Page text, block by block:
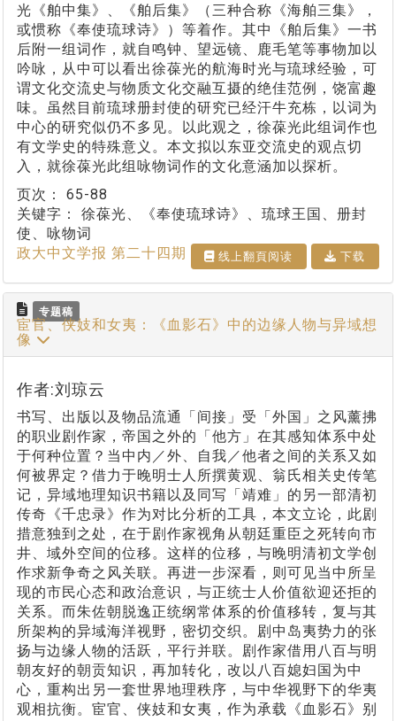
光《舶中集》、《舶后集》（三种合称《海舶三集》，
或惯称《奉使琉球诗》）等着作。其中《舶后集》一书
后附一组词作，就自鸣钟、望远镜、鹿毛笔等事物加以
吟咏，从中可以看出徐葆光的航海时光与琉球经验，可
谓文化交流史与物质文化交融互摄的绝佳范例，饶富趣
味。虽然目前琉球册封使的研究已经汗牛充栋，以词为
中心的研究似仍不多见。以此观之，徐葆光此组词作也
有文学史的特殊意义。本文拟以东亚交流史的观点切
入，就徐葆光此组咏物词作的文化意涵加以探析。
页次： 65-88
关键字： 徐葆光、《奉使琉球诗》、琉球王国、册封
使、咏物词
政大中文学报 第二十四期
线上翻⾴阅读 下载
专题稿
宦官、侠妓和女夷：《血影石》中的边缘人物与异域想
像
作者:刘琼云
书写、出版以及物品流通「间接」受「外国」之风薰拂
的职业剧作家，帝国之外的「他方」在其感知体系中处
于何种位置？当中内／外、自我／他者之间的关系又如
何被界定？借力于晚明士人所撰黄观、翁氏相关史传笔
记，异域地理知识书籍以及同写「靖难」的另一部清初
传奇《千忠录》作为对比分析的工具，本文立论，此剧
措意独到之处，在于剧作家视角从朝廷重臣之死转向市
井、域外空间的位移。这样的位移，与晚明清初文学创
作求新争奇之风关联。再进一步深看，则可见当中所呈
现的市民心态和政治意识，与正统士人价值欲迎还拒的
关系。而朱佐朝脱逸正统纲常体系的价值移转，复与其
所架构的异域海洋视野，密切交织。剧中岛夷势力的张
扬与边缘人物的活跃，平行并联。剧作家借用八百与明
朝友好的朝贡知识，再加转化，改以八百媳妇国为中
心，重构出另一套世界地理秩序，与中华视野下的华夷
观相抗衡。宦官、侠妓和女夷，作为承载《血影石》别